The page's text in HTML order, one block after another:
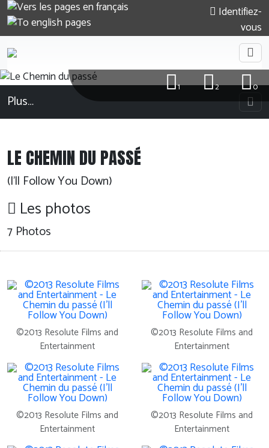
Identifiez-
vous
0
2
1
Plus…
LE CHEMIN DU PASSÉ
(I'll Follow You Down)
Les photos
7 Photos
©2013 Resolute Films and
Entertainment
©2013 Resolute Films and
Entertainment
©2013 Resolute Films and
Entertainment
©2013 Resolute Films and
Entertainment